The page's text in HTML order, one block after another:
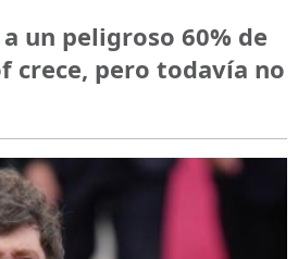
un peligroso 60% de
crece, pero todavía no